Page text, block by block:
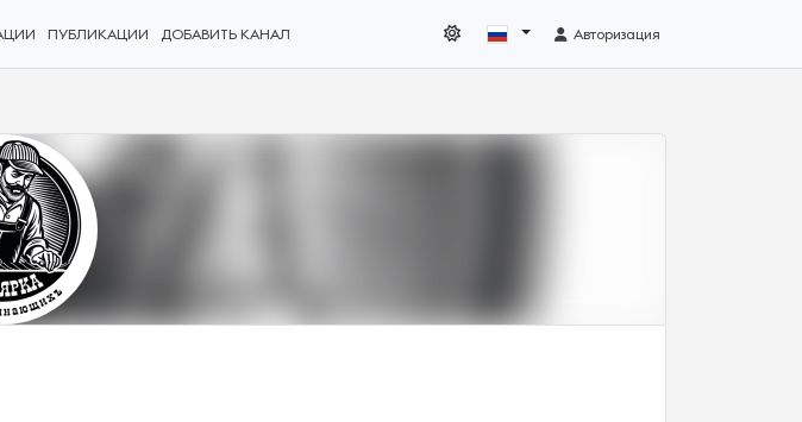
ПУБЛИКАЦИИ ДОБАВИТЬ КАНАЛ Авторизация